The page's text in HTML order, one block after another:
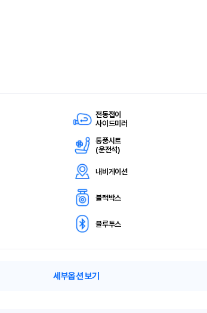
전동접이
사이드미러
통풍시트
(운전석)
내비게이션
블랙박스
블루투스
세부옵션 보기